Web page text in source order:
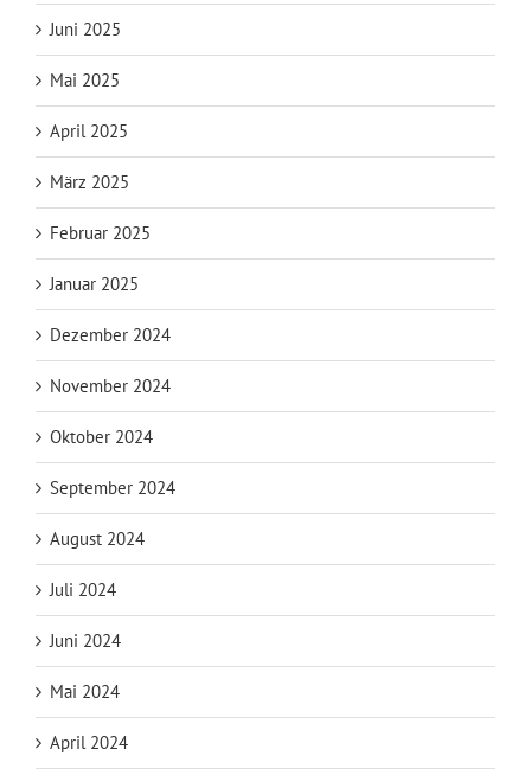
Juni 2025
Mai 2025
April 2025
März 2025
Februar 2025
Januar 2025
Dezember 2024
November 2024
Oktober 2024
September 2024
August 2024
Juli 2024
Juni 2024
Mai 2024
April 2024